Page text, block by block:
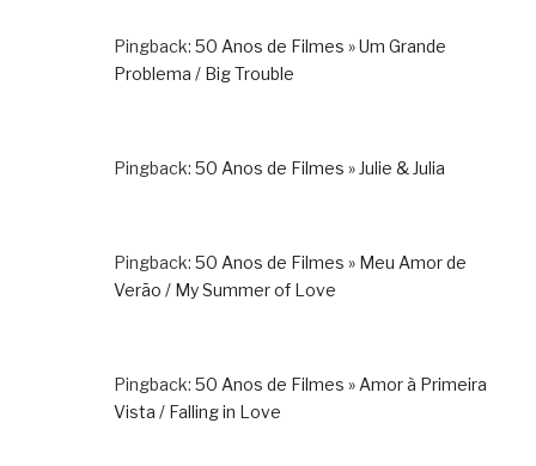
Pingback: 50 Anos de Filmes » Um Grande
Problema / Big Trouble
Pingback: 50 Anos de Filmes » Julie & Julia
Pingback: 50 Anos de Filmes » Meu Amor de
Verão / My Summer of Love
Pingback: 50 Anos de Filmes » Amor à Primeira
Vista / Falling in Love